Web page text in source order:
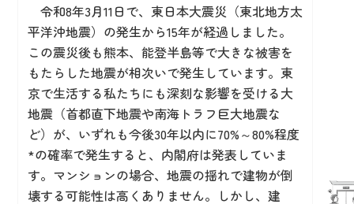
令和8年3月11日で、東日本大震災（東北地方太
平洋沖地震）の発生から15年が経過しました。
この震災後も熊本、能登半島等で大きな被害を
もたらした地震が相次いで発生しています。東
京で生活する私たちにも深刻な影響を受ける大
地震（首都直下地震や南海トラフ巨大地震な
ど）が、いずれも今後30年以内に70%～80%程度
*の確率で発生すると、内閣府は発表していま
す。マンションの場合、地震の揺れで建物が倒
壊する可能性は高くありません。しかし、建